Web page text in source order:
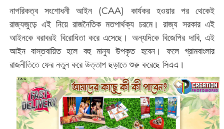
নাগরিকত্ব সংশোধনী আইন (CAA) কার্যকর হওয়ার পর থেকেই
রাজ্যজুড়ে এই নিয়ে রাজনৈতিক মতপার্থক্য চরমে। রাজ্য সরকার এই
আইনকে বরাবরই বিরোধিতা করে এসেছে। অন্যদিকে বিজেপির দাবি, এই
আইন বাস্তবায়িত হলে বহু মানুষ উপকৃত হবেন। ফলে গ্রামবাংলার
রাজনীতিতে ফের নতুন করে উত্তাপ ছড়াতে শুরু করেছে সিএএ।‌